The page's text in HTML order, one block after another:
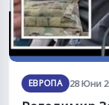
ЕВРОПА 28 Юни